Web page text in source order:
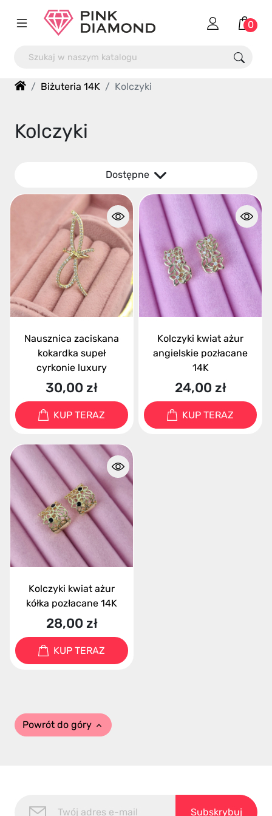
0
Biżuteria 14K Kolczyki
Kolczyki
Dostępne
Nausznica zaciskana
kokardka supeł
cyrkonie luxury
30,00 zł
KUP TERAZ
Kolczyki kwiat ażur
angielskie pozłacane
14K
24,00 zł
KUP TERAZ
Kolczyki kwiat ażur
kółka pozłacane 14K
28,00 zł
KUP TERAZ
Powrót do góry 